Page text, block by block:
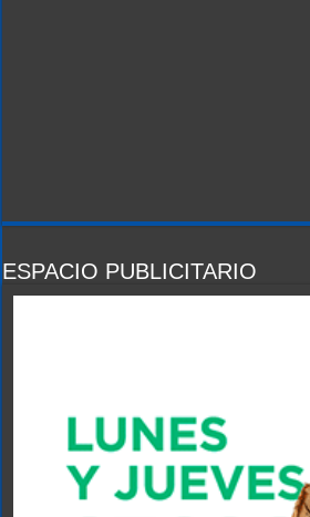
ESPACIO PUBLICITARIO